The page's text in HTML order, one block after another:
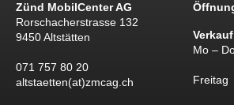
Zünd MobilCenter AG
Rorschacherstrasse 132
9450 Altstätten
071 757 80 20
altstaetten(at)zmcag.ch
Mo –
Freitag